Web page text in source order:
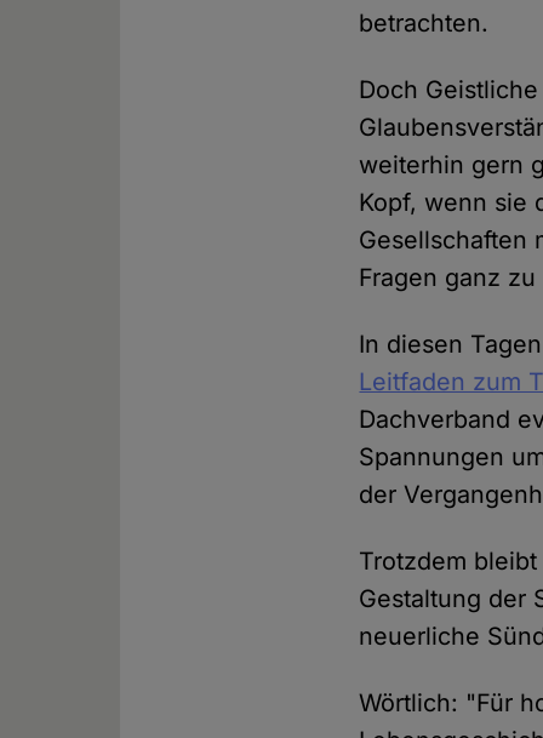
betrachten.
Doch
weiterhin gern
Kopf, wenn sie
Gesellschaften
Fragen ganz
In diesen
Leitfaden zum
Dachverband
Spannungen
der
Trotzdem
Gestaltung der
neuerliche
Wörtlich: "Für